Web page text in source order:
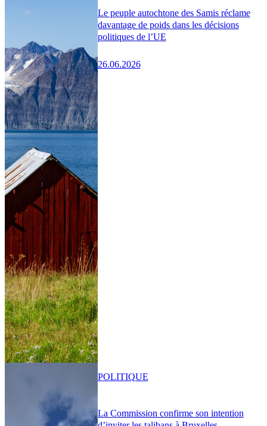
Le peuple autochtone des Samis réclame
davantage de poids dans les décisions
politiques de l’UE
26.06.2026
La Commission confirme son intention
POLITIQUE